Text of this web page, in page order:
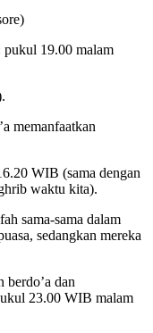
19.00 malam
memanfaatkan
WIB (sama dengan
waktu kita).
sama-sama dalam
sedangkan mereka
dan
23.00 WIB malam